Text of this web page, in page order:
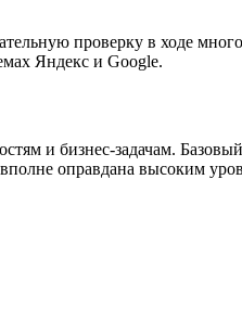
проверку в ходе
Яндекс и Google.
и бизнес-задачам.
оправдана высоким